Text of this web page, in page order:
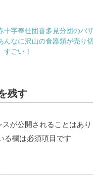
十字奉仕団喜多見分団のバ
んなに沢山の食器類が売り
すごい！
残す
が公開されることはあり
る欄は必須項目です